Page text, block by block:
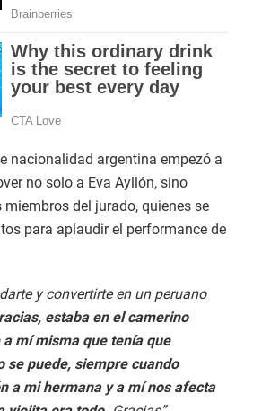
nacionalidad argentina empezó a
no solo a Eva Ayllón, sino
del jurado, quienes se
para aplaudir el performance de
y convertirte en un peruano
estaba en el camerino
mí misma que tenía que
se puede, siempre cuando
a mi hermana y a mí nos afecta